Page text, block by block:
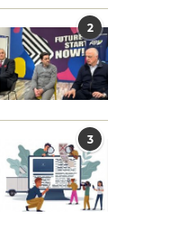
2
3